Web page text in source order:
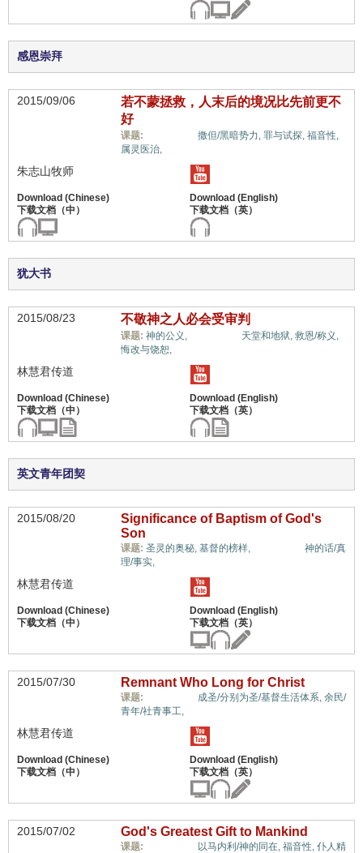
感恩崇拜
2015/09/06
若不蒙拯救，人末后的境况比先前更不
好
课题: 撒但/黑暗势力, 罪与试探, 福音性,
属灵医治,
朱志山牧师
犹大书
2015/08/23 不敬神之人必会受审判
课题: 神的公义, 天堂和地狱, 救恩/称义,
悔改与饶恕,
林慧君传道
英文青年团契
2015/08/20
Significance of Baptism of God's
Son
课题: 圣灵的奥秘, 基督的榜样,
神的话/真
理/事实,
林慧君传道
2015/07/30 Remnant Who Long for Christ
课题: 成圣/分别为圣/基督生活体系, 余民/
青年/社青事工,
林慧君传道
2015/07/02 God's Greatest Gift to Mankind
课题: 以马内利/神的同在, 福音性, 仆人精